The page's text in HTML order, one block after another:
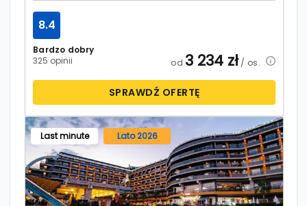
Bardzo dobry
325 opinii
8.4
od 3 234 zł/ os.
SPRAWDŹ OFERTĘ
Last minute Lato 2026